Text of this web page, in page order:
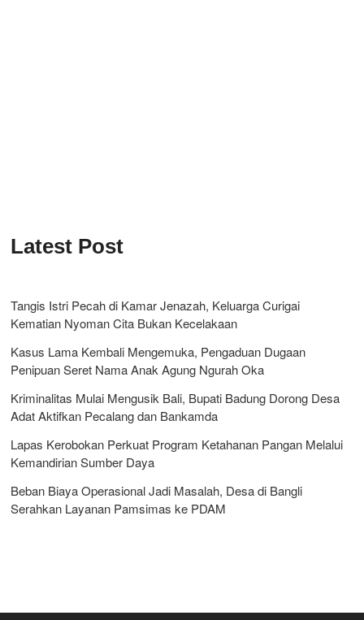
Latest Post
Tangis Istri Pecah di Kamar Jenazah, Keluarga Curigai
Kematian Nyoman Cita Bukan Kecelakaan
Kasus Lama Kembali Mengemuka, Pengaduan Dugaan
Penipuan Seret Nama Anak Agung Ngurah Oka
Kriminalitas Mulai Mengusik Bali, Bupati Badung Dorong Desa
Adat Aktifkan Pecalang dan Bankamda
Lapas Kerobokan Perkuat Program Ketahanan Pangan Melalui
Kemandirian Sumber Daya
Beban Biaya Operasional Jadi Masalah, Desa di Bangli
Serahkan Layanan Pamsimas ke PDAM